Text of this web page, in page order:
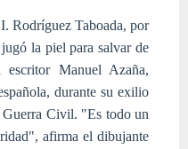
Rodríguez Taboada, por
la piel para salvar de
Manuel Azaña,
durante su exilio
Guerra Civil. "Es todo un
afirma el dibujante